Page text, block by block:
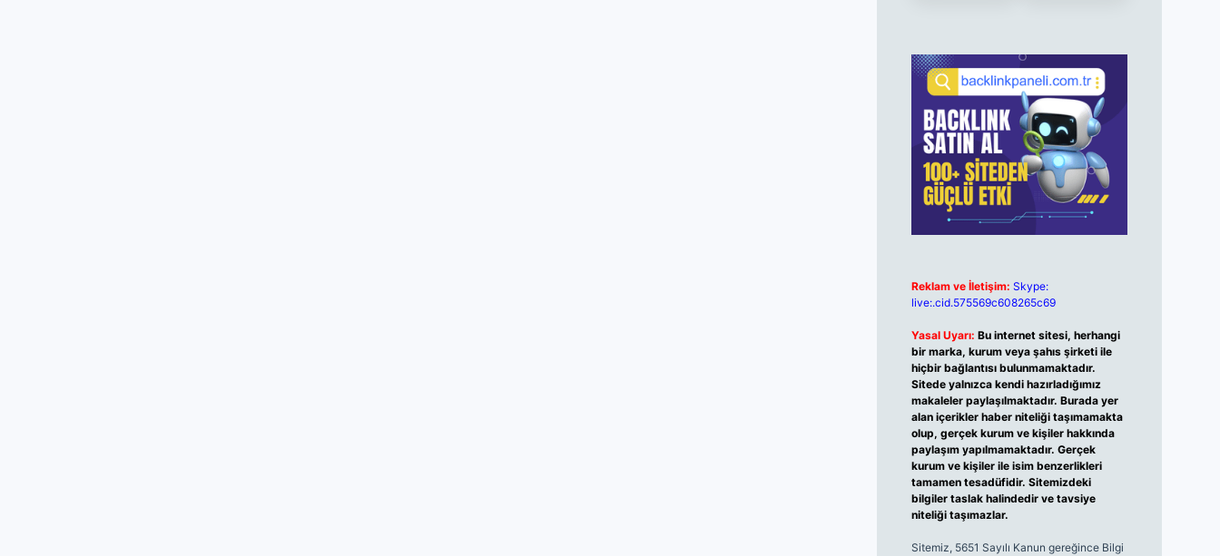
Reklam ve İletişim: Skype:
live:.cid.575569c608265c69
Yasal Uyarı: Bu internet sitesi, herhangi
bir marka, kurum veya şahıs şirketi ile
hiçbir bağlantısı bulunmamaktadır.
Sitede yalnızca kendi hazırladığımız
makaleler paylaşılmaktadır. Burada yer
alan içerikler haber niteliği taşımamakta
olup, gerçek kurum ve kişiler hakkında
paylaşım yapılmamaktadır. Gerçek
kurum ve kişiler ile isim benzerlikleri
tamamen tesadüfidir. Sitemizdeki
bilgiler taslak halindedir ve tavsiye
niteliği taşımazlar.
Sitemiz, 5651 Sayılı Kanun gereğince Bilgi